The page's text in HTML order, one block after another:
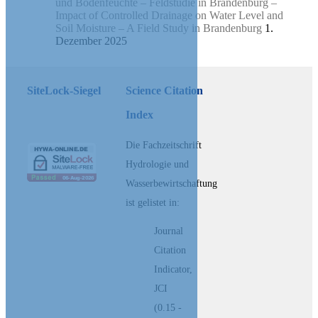
Impact of Controlled Drainage on Water Level and
Soil Moisture – A Field Study in Brandenburg 1.
Dezember 2025
SiteLock-Siegel
Science Citation
Index
Die Fachzeitschrift
Hydrologie und
Wasserbewirtschaftung
ist gelistet in:
Journal
Citation
Indicator,
JCI
(0.15 -